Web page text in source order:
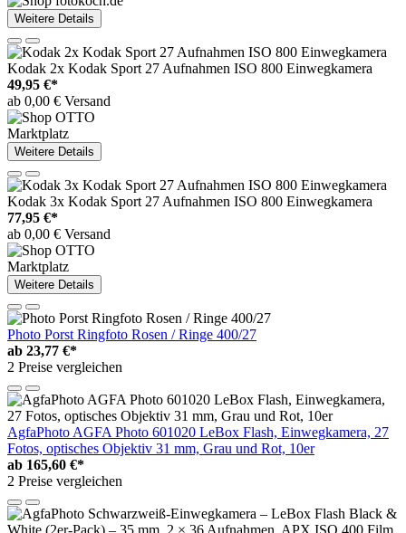
Weitere Details
Kodak 2x Kodak Sport 27 Aufnahmen ISO 800 Einwegkamera
49,95 €*
ab 0,00 € Versand
Marktplatz
Weitere Details
Kodak 3x Kodak Sport 27 Aufnahmen ISO 800 Einwegkamera
77,95 €*
ab 0,00 € Versand
Marktplatz
Weitere Details
Photo Porst Ringfoto Rosen / Ringe 400/27
ab 23,77 €*
2 Preise vergleichen
AgfaPhoto AGFA Photo 601020 LeBox Flash, Einwegkamera, 27
Fotos, optisches Objektiv 31 mm, Grau und Rot, 10er
ab 165,60 €*
2 Preise vergleichen